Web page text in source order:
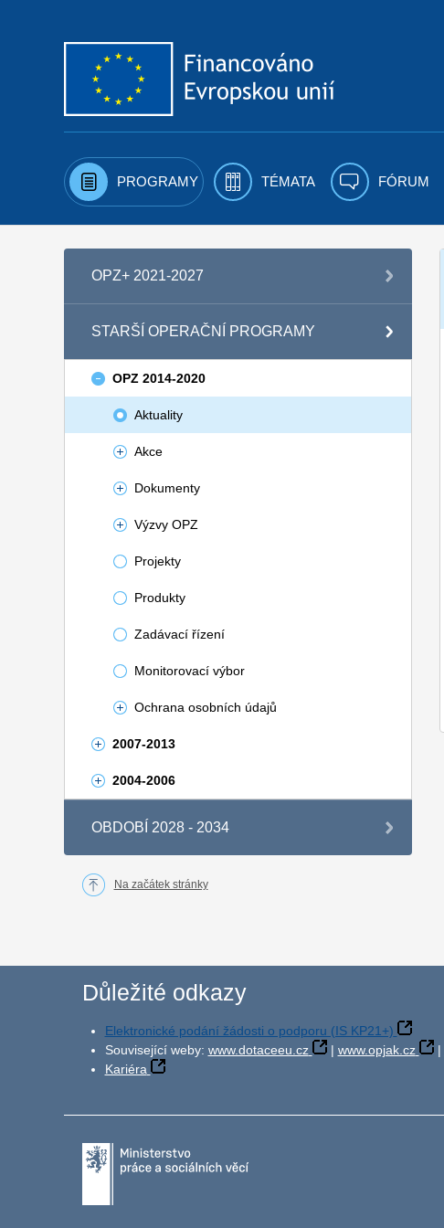
PROGRAMY TÉMATA FÓRUM
OPZ+ 2021-2027
STARŠÍ OPERAČNÍ PROGRAMY
OPZ 2014-2020
Aktuality
Akce
Dokumenty
Výzvy OPZ
Projekty
Produkty
Zadávací řízení
Monitorovací výbor
Ochrana osobních údajů
2007-2013
2004-2006
OBDOBÍ 2028 - 2034
Na začátek stránky
Důležité odkazy
Elektronické podání žádosti o podporu (IS KP21+)
Související weby: www.dotaceeu.cz | www.opjak.cz |
Kariéra